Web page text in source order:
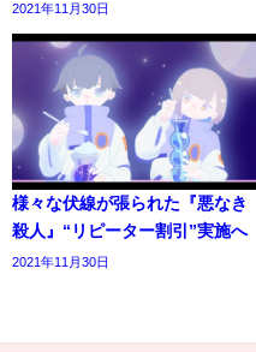
2021年11月30日
様々な伏線が張られた『悪なき
殺人』“リピーター割引”実施へ
2021年11月30日